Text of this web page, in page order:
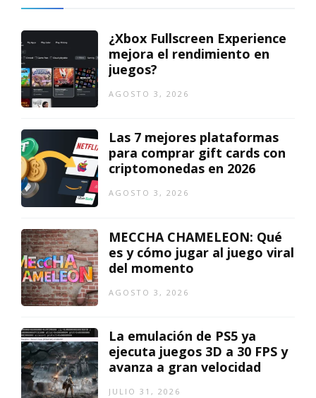
¿Xbox Fullscreen Experience
mejora el rendimiento en
juegos?
AGOSTO 3, 2026
Las 7 mejores plataformas
para comprar gift cards con
criptomonedas en 2026
AGOSTO 3, 2026
MECCHA CHAMELEON: Qué
es y cómo jugar al juego viral
del momento
AGOSTO 3, 2026
La emulación de PS5 ya
ejecuta juegos 3D a 30 FPS y
avanza a gran velocidad
JULIO 31, 2026